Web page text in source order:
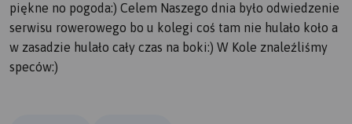
piękne no pogoda:) Celem Naszego dnia było odwiedzenie
serwisu rowerowego bo u kolegi coś tam nie hulało koło a
w zasadzie hulało cały czas na boki:) W Kole znaleźliśmy
speców:)